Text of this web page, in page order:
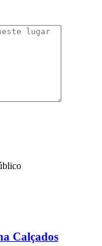
Calçados